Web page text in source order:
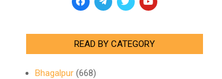
READ BY CATEGORY
Bhagalpur(668)